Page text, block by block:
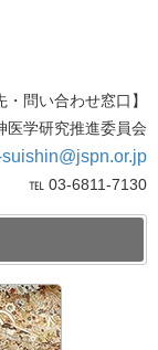
・問い合わせ窓口】
医学研究推進委員会
℡ 03-6811-7130